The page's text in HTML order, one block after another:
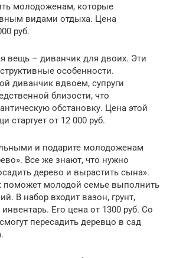
молодоженам, которые
видами отдыха. Цена
руб.
вещь – диванчик для двоих. Эти
особенности.
диванчик вдвоем, супруги
близости, что
обстановку. Цена этой
стартует от 12 000 руб.
и подарите молодоженам
Все же знают, что нужно
дерево и вырастить сына».
поможет молодой семье выполнить
В набор входит вазон, грунт,
Его цена от 1300 руб. Со
пересадить деревцо в сад